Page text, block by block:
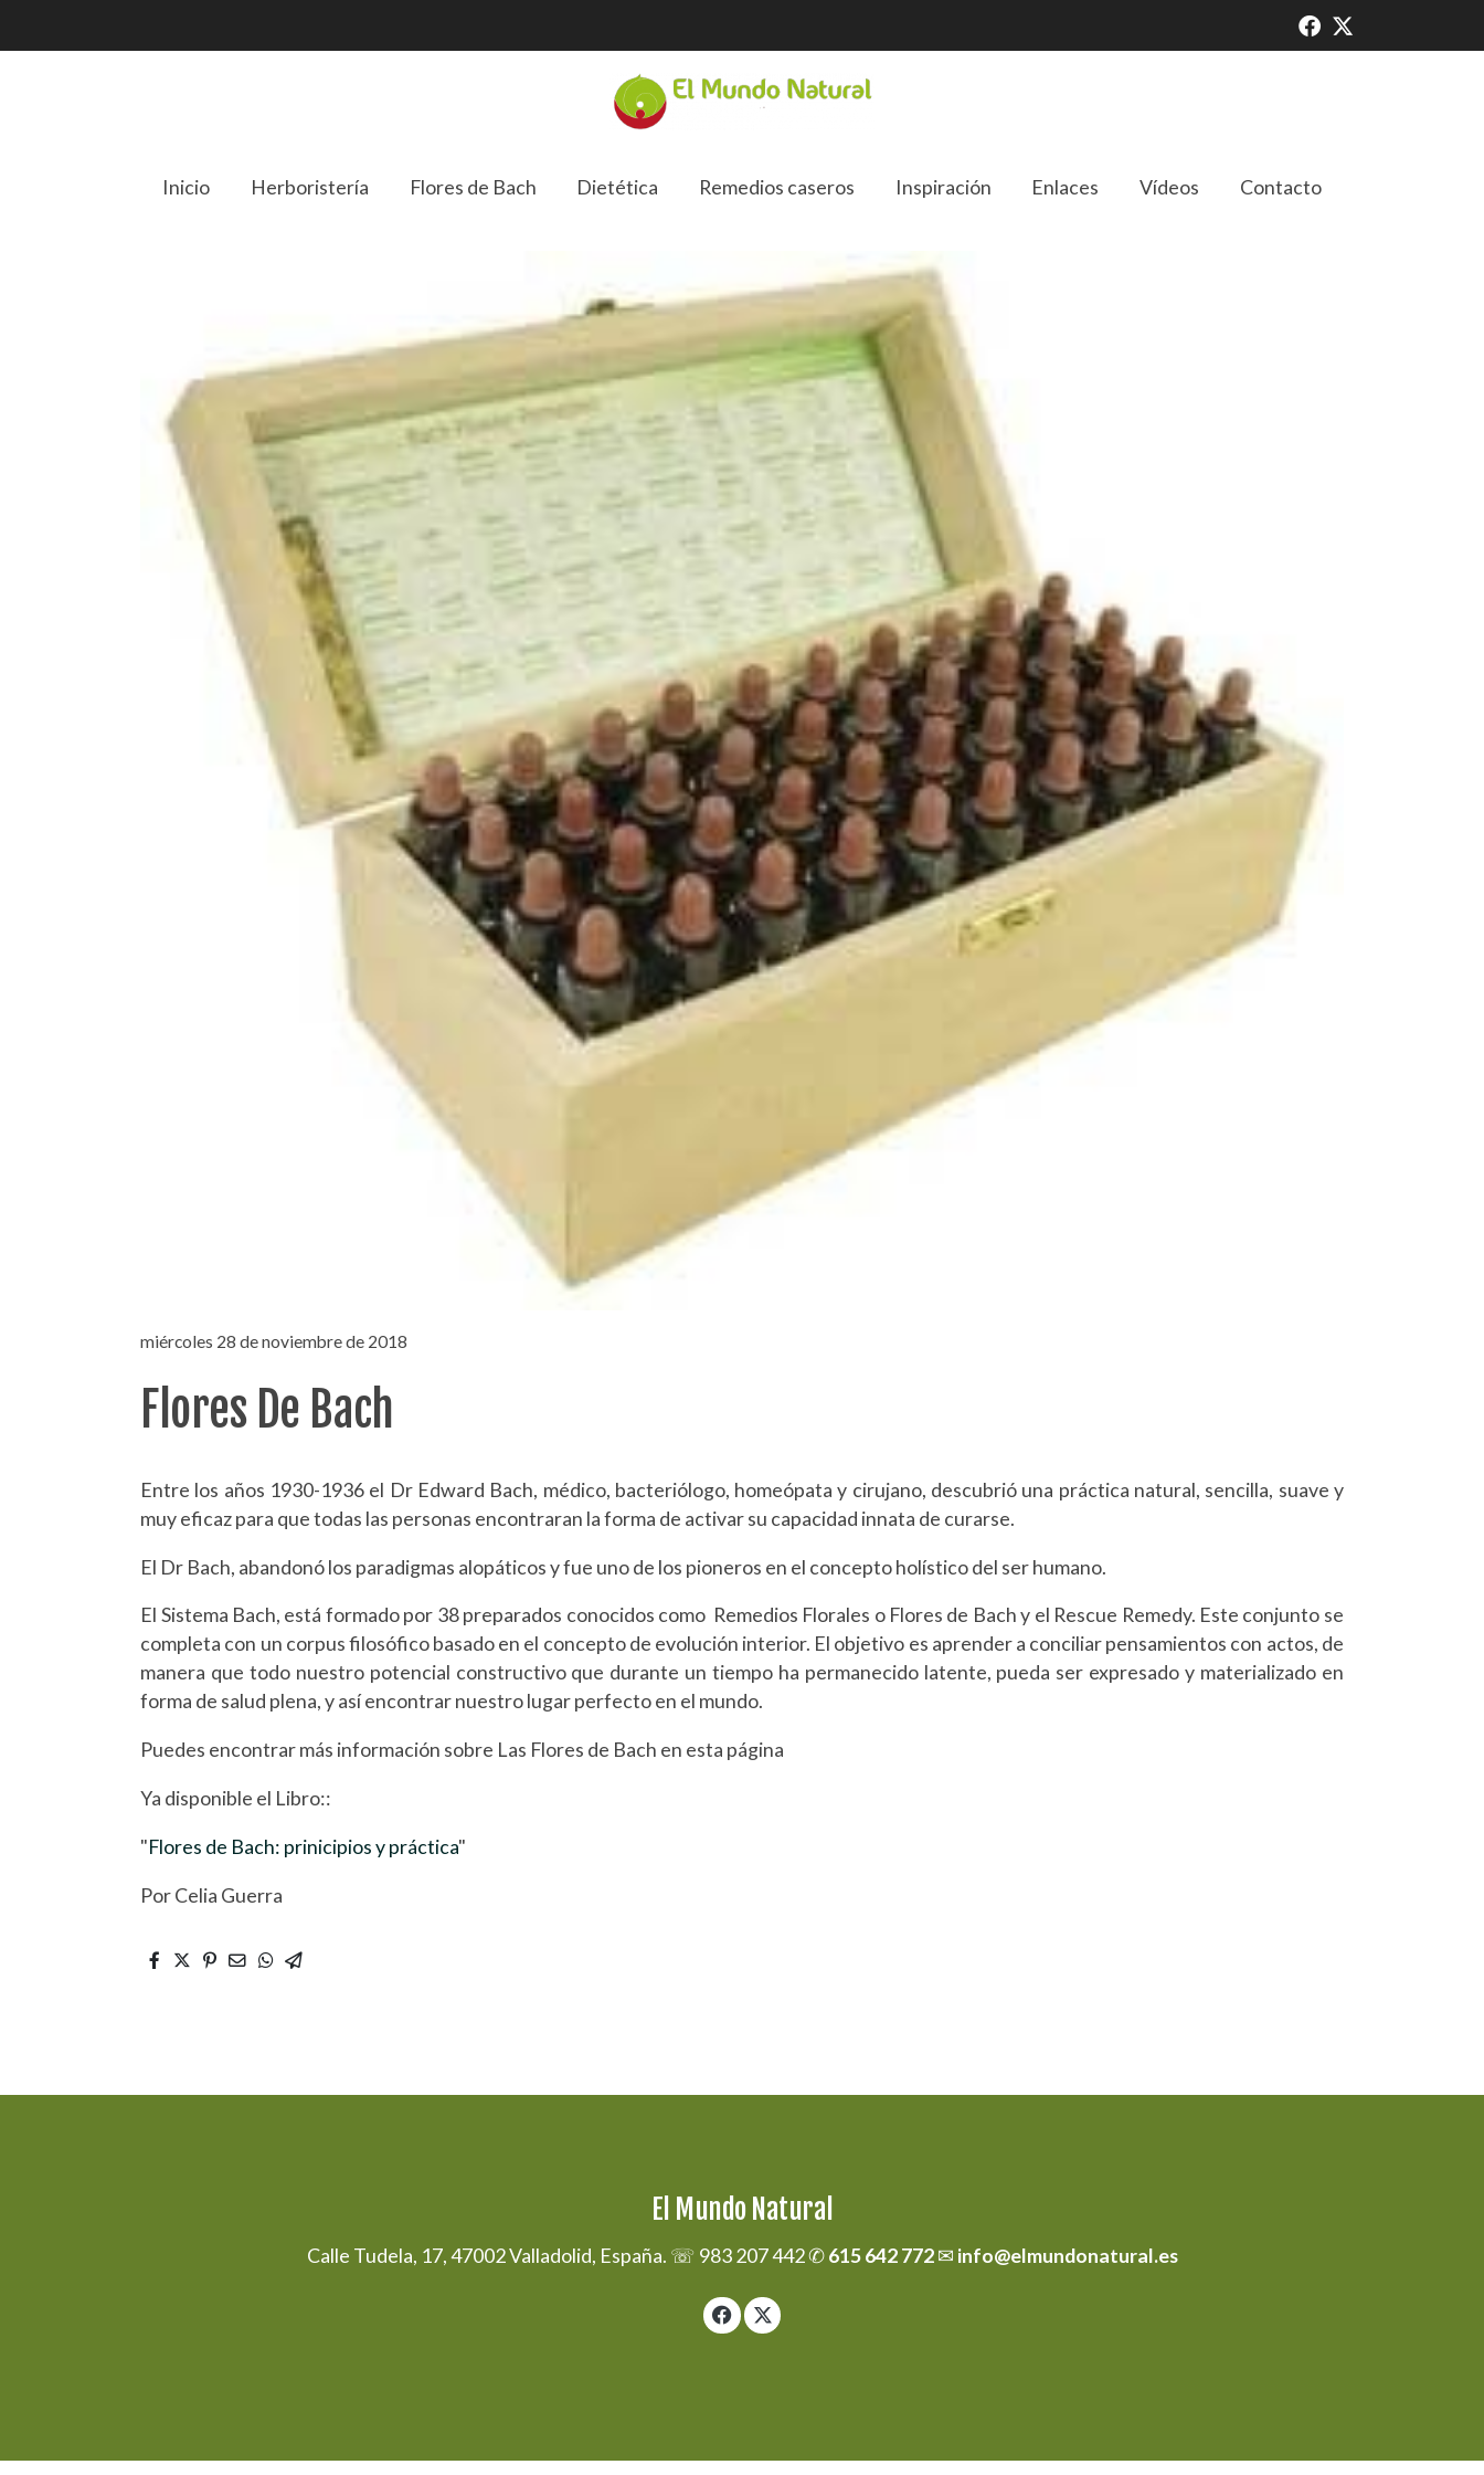
Inicio Herboristería Flores de Bach Dietética Remedios caseros Inspiración Enlaces Vídeos Contacto
miércoles 28 de noviembre de 2018
Flores De Bach
Entre los años 1930-1936 el Dr Edward Bach, médico, bacteriólogo, homeópata y cirujano, descubrió una práctica natural, sencilla, suave y
muy eficaz para que todas las personas encontraran la forma de activar su capacidad innata de curarse.
El Dr Bach, abandonó los paradigmas alopáticos y fue uno de los pioneros en el concepto holístico del ser humano.
El Sistema Bach, está formado por 38 preparados conocidos como Remedios Florales o Flores de Bach y el Rescue Remedy. Este conjunto se
completa con un corpus filosófico basado en el concepto de evolución interior. El objetivo es aprender a conciliar pensamientos con actos, de
manera que todo nuestro potencial constructivo que durante un tiempo ha permanecido latente, pueda ser expresado y materializado en
forma de salud plena, y así encontrar nuestro lugar perfecto en el mundo.
Puedes encontrar más información sobre Las Flores de Bach en esta página
Ya disponible el Libro::
"Flores de Bach: prinicipios y práctica"
Por Celia Guerra
El Mundo Natural
Calle Tudela, 17, 47002 Valladolid, España. ☏ 983 207 442 ✆615 642 772✉ info@elmundonatural.es